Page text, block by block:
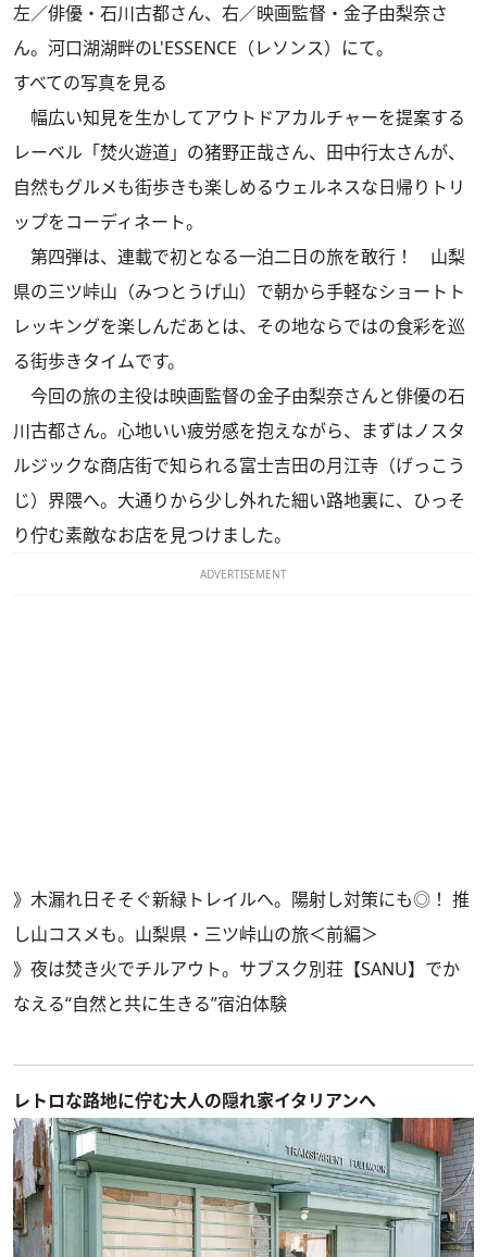
左／俳優・石川古都さん、右／映画監督・金子由梨奈さ
ん。河口湖湖畔のL'ESSENCE（レソンス）にて。
すべての写真を見る
幅広い知見を生かしてアウトドアカルチャーを提案する
レーベル「焚火遊道」の猪野正哉さん、田中行太さんが、
自然もグルメも街歩きも楽しめるウェルネスな日帰りトリ
ップをコーディネート。
第四弾は、連載で初となる一泊二日の旅を敢行！ 山梨
県の三ツ峠山（みつとうげ山）で朝から手軽なショートト
レッキングを楽しんだあとは、その地ならではの食彩を巡
る街歩きタイムです。
今回の旅の主役は映画監督の金子由梨奈さんと俳優の石
川古都さん。心地いい疲労感を抱えながら、まずはノスタ
ルジックな商店街で知られる富士吉田の月江寺（げっこう
じ）界隈へ。大通りから少し外れた細い路地裏に、ひっそ
り佇む素敵なお店を見つけました。
ADVERTISEMENT
》 木漏れ日そそぐ新緑トレイルへ。陽射し対策にも◎！ 推
し山コスメも。山梨県・三ツ峠山の旅＜前編＞
》 夜は焚き火でチルアウト。サブスク別荘【SANU】でか
なえる“自然と共に生きる”宿泊体験
レトロな路地に佇む大人の隠れ家イタリアンへ